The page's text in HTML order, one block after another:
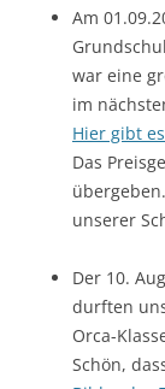
Am
war eine
im
Hier gibt
Das
unserer
Der 10.
durften
Orca-
Schön,